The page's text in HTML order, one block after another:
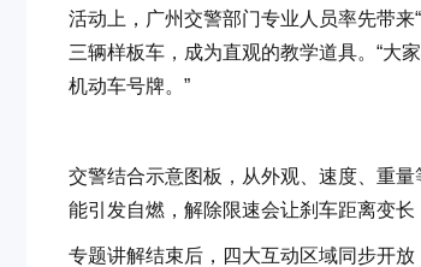
活动上，广州交警部门专业人员率先带
三辆样板车，成为直观的教学道具。“大
机动车号牌。”
交警结合示意图板，从外观、速度、重
能引发自燃，解除限速会让刹车距离变
专题讲解结束后，四大互动区域同步开